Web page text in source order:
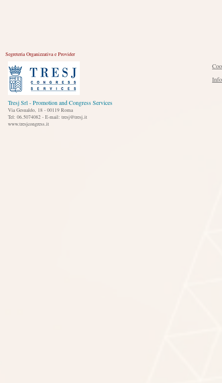
Segreteria Organizzativa e Provider
Tresj Srl - Promotion and Congress Services
Via Gesualdo, 18 - 00119 Roma
Tel: 06.5074082 - E-mail: tresj@tresj.it
www.tresjcongress.it